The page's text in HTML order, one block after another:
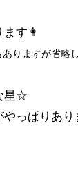
す👩
ありますが省略
星☆
やっぱりあり